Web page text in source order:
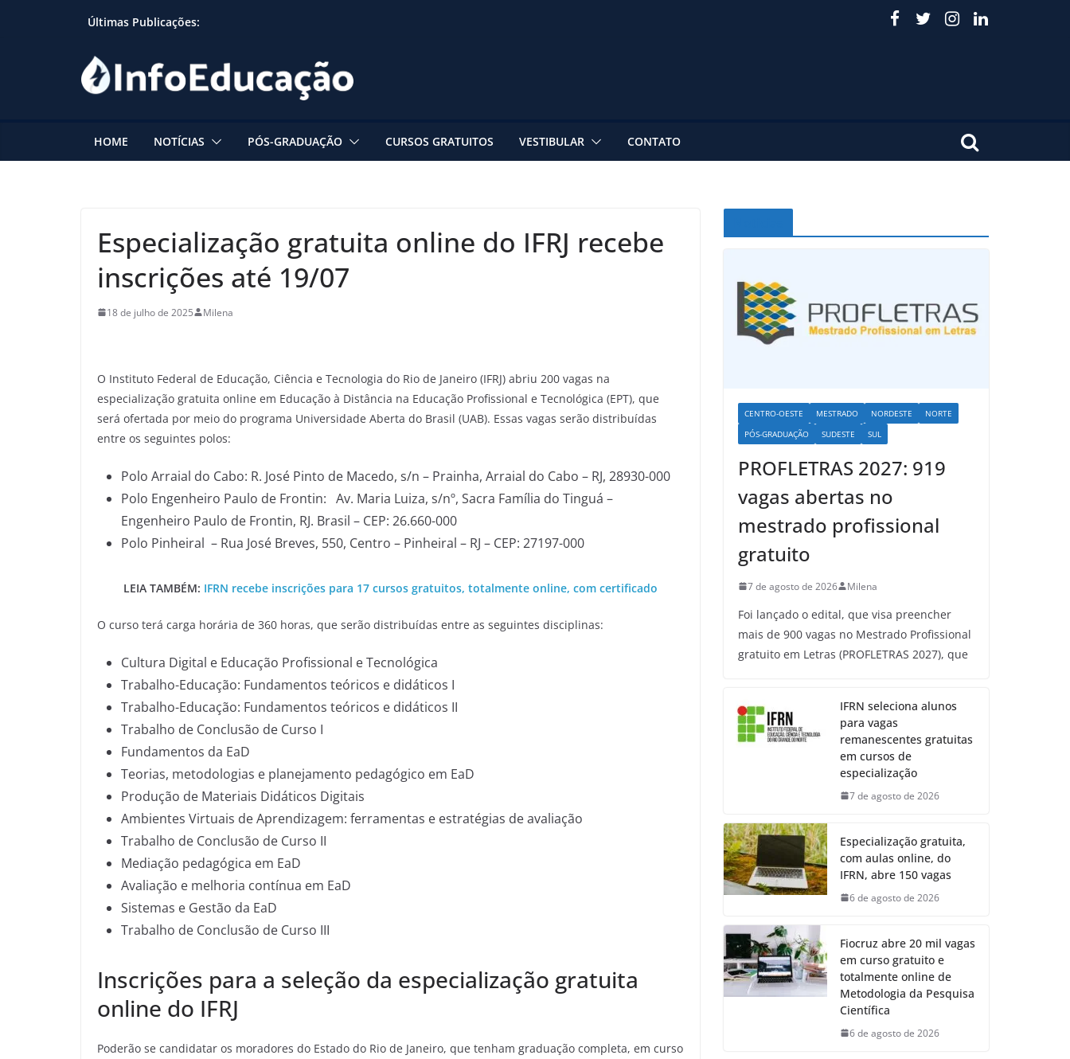
Últimas Publicações:
HOME NOTÍCIAS PÓS-GRADUAÇÃO CURSOS GRATUITOS VESTIBULAR CONTATO
Especialização gratuita online do IFRJ recebe
inscrições até 19/07
18 de julho de 2025 Milena
O Instituto Federal de Educação, Ciência e Tecnologia do Rio de Janeiro (IFRJ) abriu 200 vagas na
especialização gratuita online em Educação à Distância na Educação Profissional e Tecnológica (EPT), que
será ofertada por meio do programa Universidade Aberta do Brasil (UAB). Essas vagas serão distribuídas
entre os seguintes polos:
Polo Arraial do Cabo: R. José Pinto de Macedo, s/n – Prainha, Arraial do Cabo – RJ, 28930-000
Polo Engenheiro Paulo de Frontin: Av. Maria Luiza, s/nº, Sacra Família do Tinguá –
Engenheiro Paulo de Frontin, RJ. Brasil – CEP: 26.660-000
Polo Pinheiral – Rua José Breves, 550, Centro – Pinheiral – RJ – CEP: 27197-000
LEIA TAMBÉM: IFRN recebe inscrições para 17 cursos gratuitos, totalmente online, com certificado
O curso terá carga horária de 360 horas, que serão distribuídas entre as seguintes disciplinas:
Cultura Digital e Educação Profissional e Tecnológica
Trabalho-Educação: Fundamentos teóricos e didáticos I
Trabalho-Educação: Fundamentos teóricos e didáticos II
Trabalho de Conclusão de Curso I
Fundamentos da EaD
Teorias, metodologias e planejamento pedagógico em EaD
Produção de Materiais Didáticos Digitais
Ambientes Virtuais de Aprendizagem: ferramentas e estratégias de avaliação
Trabalho de Conclusão de Curso II
Mediação pedagógica em EaD
Avaliação e melhoria contínua em EaD
Sistemas e Gestão da EaD
Trabalho de Conclusão de Curso III
Inscrições para a seleção da especialização gratuita
online do IFRJ
Poderão se candidatar os moradores do Estado do Rio de Janeiro, que tenham graduação completa, em curso
CENTRO-OESTE MESTRADO NORDESTE
NORTE
PÓS-GRADUAÇÃO
SUDESTE SUL
PROFLETRAS 2027: 919
vagas abertas no
mestrado profissional
gratuito
7 de agosto de 2026 Milena
Foi lançado o edital, que visa preencher
mais de 900 vagas no Mestrado Profissional
gratuito em Letras (PROFLETRAS 2027), que
IFRN seleciona alunos
para vagas
remanescentes gratuitas
em cursos de
especialização
7 de agosto de 2026
Especialização gratuita,
com aulas online, do
IFRN, abre 150 vagas
6 de agosto de 2026
Fiocruz abre 20 mil vagas
em curso gratuito e
totalmente online de
Metodologia da Pesquisa
Científica
6 de agosto de 2026